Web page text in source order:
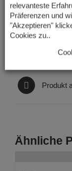
Auf
Produkt
Ähnliche
relevanteste
Präferenzen und
"Akzeptieren"
Cookies zu..